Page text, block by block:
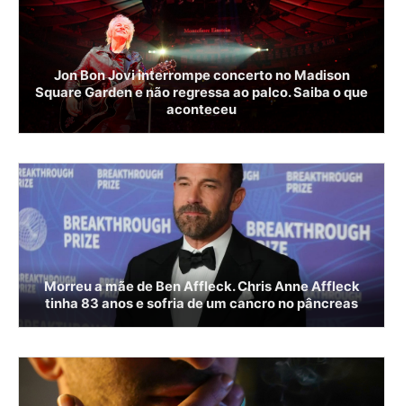
Jon Bon Jovi interrompe concerto no Madison
Square Garden e não regressa ao palco. Saiba o que
aconteceu
Morreu a mãe de Ben Affleck. Chris Anne Affleck
tinha 83 anos e sofria de um cancro no pâncreas